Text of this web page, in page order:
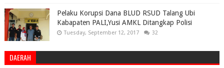
Pelaku Korupsi Dana BLUD RSUD Talang Ubi
Kabapaten PALI,Yusi AMKL Ditangkap Polisi
Tuesday, September 12, 2017 32
DAERAH